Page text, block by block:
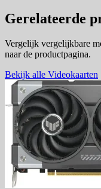
Gerelateerde
Vergelijk vergelijkbare
naar de productpagina.
Bekijk alle Videokaarten